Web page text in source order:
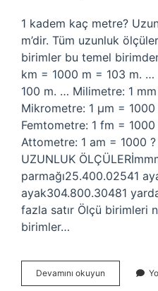
1 kadem kaç metre?
m’dir. Tüm uzunluk
birimler bu temel
km = 1000 m = 103 m. …
100 m. … Milimetre: 1
Mikrometre: 1 µm =
Femtometre: 1 fm =
Attometre: 1 am = 1000
UZUNLUK
parmağı25.400.02541
ayak304.800.30481
fazla satır Ölçü birimleri
birimler…
Devamını okuyun
Büyük